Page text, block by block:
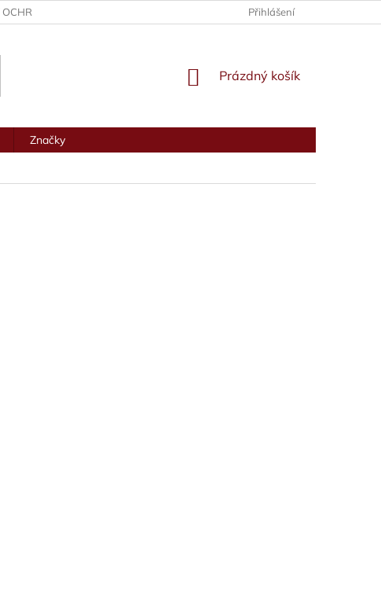
OSOBNÍCH ÚDAJŮ Přihlášení
NÁKUPNÍ
Prázdný košík
Značky